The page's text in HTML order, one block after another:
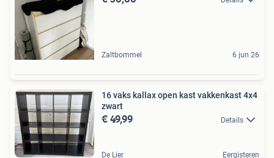
Zaltbommel 6 jun 26
16 vaks kallax open kast vakkenkast 4x4
zwart
€ 49,99 Details
De Lier Eergisteren